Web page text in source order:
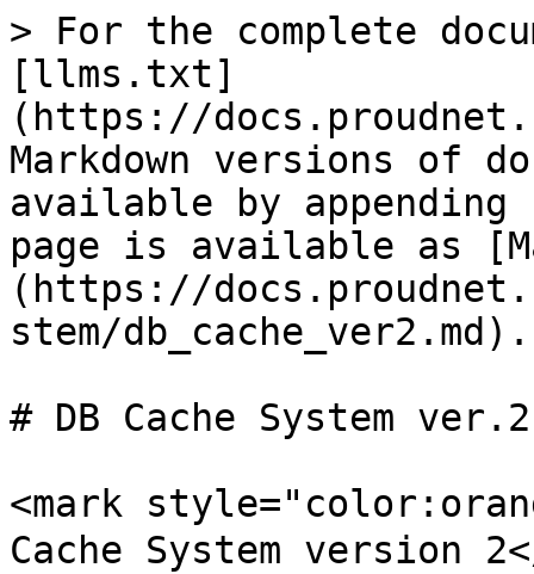
> For the complete
[llms.txt]
(https://
Markdown versions of
available by
page is available as
(https://
stem/db_cache_ver2.md).
# DB Cache System ver.2
<mark
Cache System version